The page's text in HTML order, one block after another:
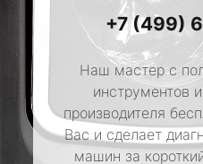
+7 (499)
Наш мастер с
инструментов
производителя
Вас и сделает
машин за